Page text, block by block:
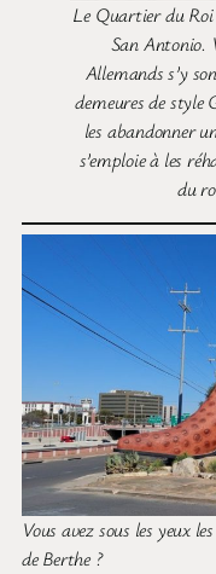
Le Quartier du
San Antonio.
Allemands s’y
demeures de
les abandonner
s’emploie à les
du
Vous avez sous les yeux
de Berthe ?